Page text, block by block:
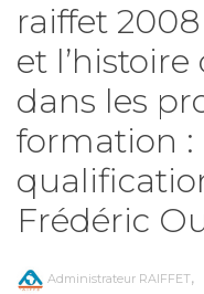
raiffet
et l’histoire
dans les
formation :
Frédéric
Administrateur RAIFFET,